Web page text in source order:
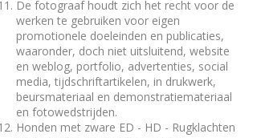
De fotograaf houdt zich het recht voor de
werken te gebruiken voor eigen
promotionele doeleinden en publicaties,
waaronder, doch niet uitsluitend, website
en weblog, portfolio, advertenties, social
media, tijdschriftartikelen, in drukwerk,
beursmateriaal en demonstratiemateriaal
en fotowedstrijden.
Honden met zware ED - HD - Rugklachten